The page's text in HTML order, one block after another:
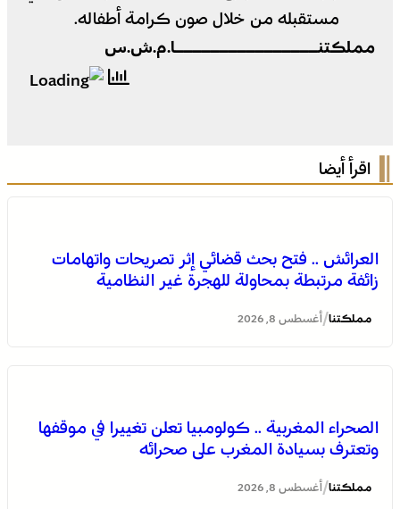
مستقبله من خلال صون كرامة أطفاله.
مملكتنــــــــــــــــا.م.ش.س
اقرأ أيضا
العرائش .. فتح بحث قضائي إثر تصريحات واتهامات
زائفة مرتبطة بمحاولة للهجرة غير النظامية
مملكتنا/ أغسطس 8, 2026
الصحراء المغربية .. كولومبيا تعلن تغييرا في موقفها
وتعترف بسيادة المغرب على صحرائه
مملكتنا/ أغسطس 8, 2026